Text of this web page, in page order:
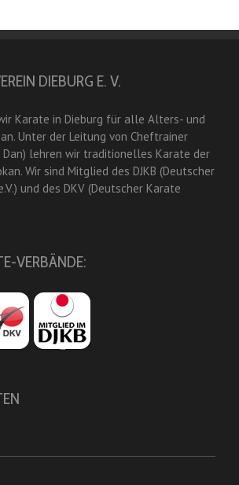
DIEBURG E. V.
Karate in Dieburg für alle Alters- und
Unter der Leitung von Cheftrainer
Dan) lehren wir traditionelles Karate der
Wir sind Mitglied des DJKB (Deutscher
und des DKV (Deutscher Karate
VERBÄNDE: